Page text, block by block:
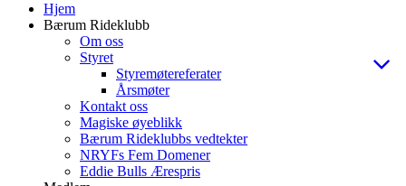
Hjem
Bærum Rideklubb
Om oss
Styret
Styremøtereferater
Årsmøter
Kontakt oss
Magiske øyeblikk
Bærum Rideklubbs vedtekter
NRYFs Fem Domener
Eddie Bulls Ærespris